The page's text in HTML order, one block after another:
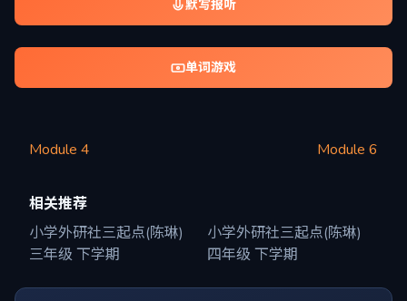
默写报听
单词游戏
Module 4 Module 6
相关推荐
小学外研社三起点(陈琳)
三年级 下学期
小学外研社三起点(陈琳)
四年级 下学期